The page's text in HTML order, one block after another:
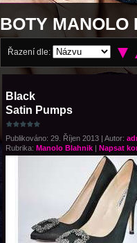
BOTY MANOLO
Řazení dle:
Black
Satin Pumps
Publikováno: 29. Říjen 2013 | Autor:
Rubrika: Manolo Blahnik | Napsat